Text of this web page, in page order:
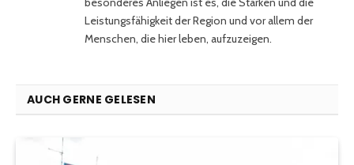
Leistungsfähigkeit der Region und vor allem der
Menschen, die hier leben, aufzuzeigen.
AUCH GERNE GELESEN